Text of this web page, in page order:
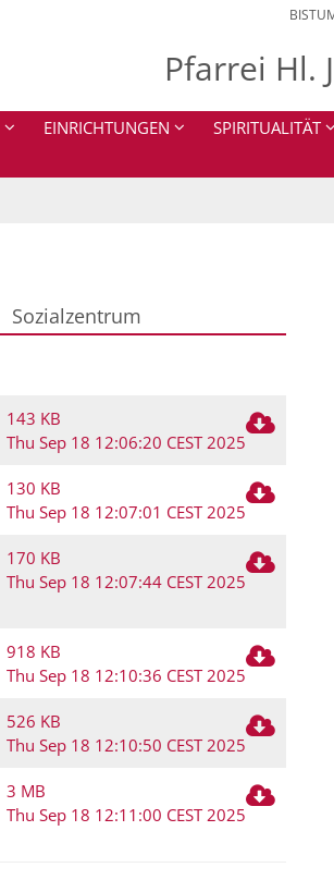
Pfarrei Hl.
EINRICHTUNGEN SPIRITUALITÄT
Sozialzentrum
143 KB
Thu Sep 18 12:06:20 CEST 2025
130 KB
Thu Sep 18 12:07:01 CEST 2025
170 KB
Thu Sep 18 12:07:44 CEST 2025
918 KB
Thu Sep 18 12:10:36 CEST 2025
526 KB
Thu Sep 18 12:10:50 CEST 2025
3 MB
Thu Sep 18 12:11:00 CEST 2025